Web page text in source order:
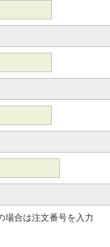
場合は注文番号を入力